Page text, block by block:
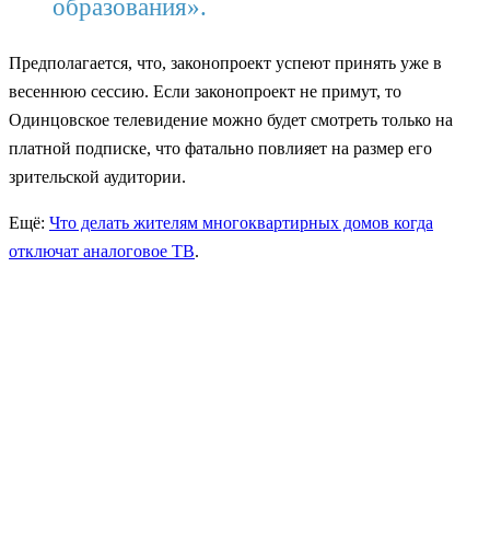
образования».
Предполагается, что, законопроект успеют принять уже в
весеннюю сессию. Если законопроект не примут, то
Одинцовское телевидение можно будет смотреть только на
платной подписке, что фатально повлияет на размер его
зрительской аудитории.
Ещё: Что делать жителям многоквартирных домов когда
отключат аналоговое ТВ.